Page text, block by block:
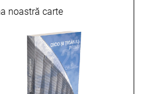
3, 2026
Construcţiilor cuprinde
la situaţia actuală şi
de construcţii şi instalaţii,
pieţei tehnologiilor
noastră carte